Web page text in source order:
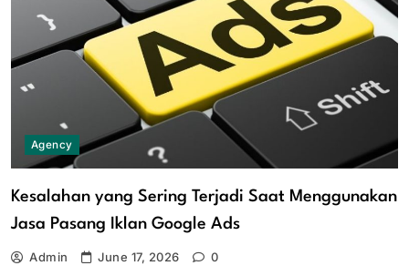
Agency
Kesalahan yang Sering Terjadi Saat Menggunakan
Jasa Pasang Iklan Google Ads
Admin June 17, 2026 0